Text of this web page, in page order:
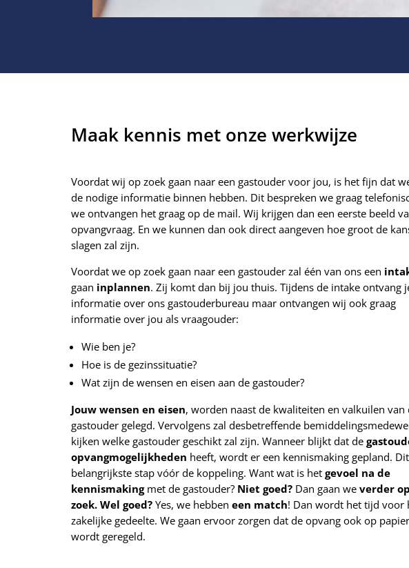
Maak kennis met onze werkwijze
Voordat wij op zoek gaan naar een gastouder voor jou, is het fijn dat
de nodige informatie binnen hebben. Dit bespreken we graag
we ontvangen het graag op de mail. Wij krijgen dan een eerste beeld
opvangvraag. En we kunnen dan ook direct aangeven hoe groot de
slagen zal zijn.
Voordat we op zoek gaan naar een gastouder zal één van ons een
gaan inplannen. Zij komt dan bij jou thuis. Tijdens de intake ontvang
informatie over ons gastouderbureau maar ontvangen wij ook graag
informatie over jou als vraagouder:
Wie ben je?
Hoe is de gezinssituatie?
Wat zijn de wensen en eisen aan de gastouder?
Jouw wensen en eisen, worden naast de kwaliteiten en valkuilen van
gastouder gelegd. Vervolgens zal desbetreffende
kijken welke gastouder geschikt zal zijn. Wanneer blijkt dat de
opvangmogelijkheden heeft, wordt er een kennismaking gepland.
belangrijkste stap vóór de koppeling. Want wat is het gevoel na de
kennismakingmet de gastouder? Niet goed? Dan gaan we verder op
zoek. Wel goed? Yes, we hebben een match! Dan wordt het tijd voor
zakelijke gedeelte. We gaan ervoor zorgen dat de opvang ook op
wordt geregeld.